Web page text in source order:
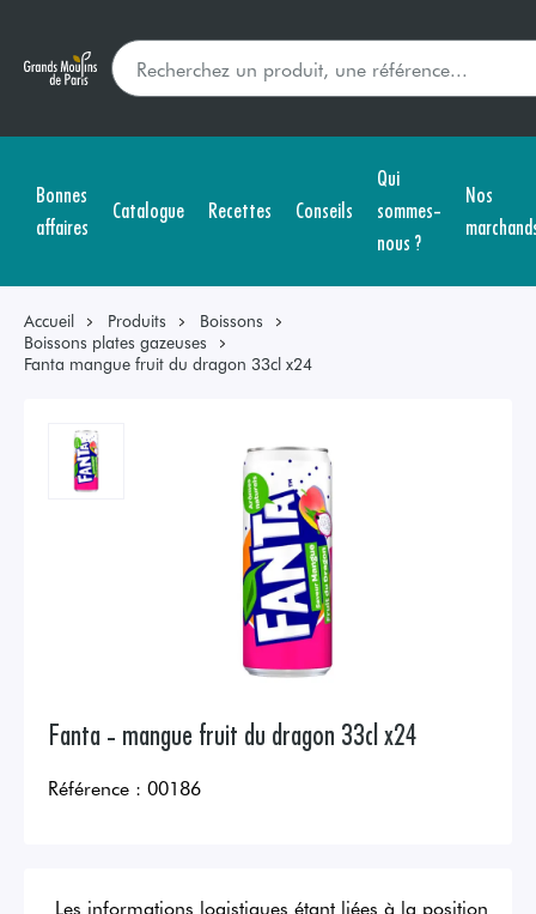
Bonnes
affaires
Catalogue Recettes Conseils
Qui
sommes-
nous ?
Nos
Accueil Produits
Boissons
Boissons plates gazeuses
Fanta mangue fruit du dragon 33cl x24
Fanta - mangue fruit du dragon 33cl x24
Référence : 00186
Les informations logistiques étant liées à la position